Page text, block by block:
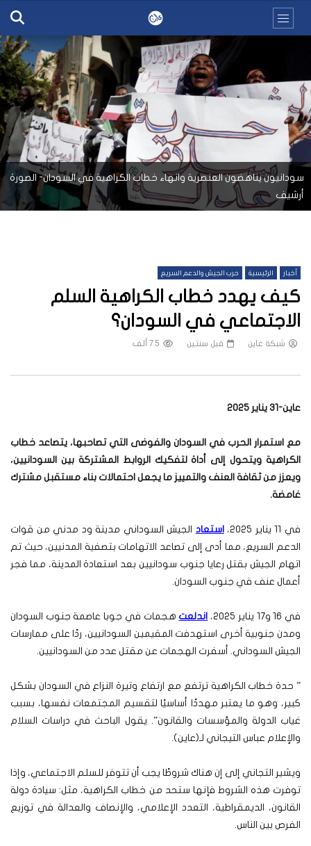
سودانيون يناهضون العنصرية وانهاء خطاب الكراهية في السودان- الصورة
أرشيف
أخبار الرئيسية حرب الجيش والدعم السريع
كيف يهدد خطاب الكراهية السلم
الاجتماعي في السودان؟
شبكة عاين قبل سنتين 7.5 ألف
عاين-31 يناير 2025
مع استمرار الحرب في السودان والفوضى التي تصاحبها، يتصاعد خطاب
الكراهية ويتحول إلى أداة لتفكيك الروابط المشتركة بين السودانيين،
ويعزز من ثقافة العنف والتمييز ما يجعل احتمالات بناء مستقبل مشترك
غامضة.
في 11 يناير 2025، استعاد الجيش السوداني مدينة ود مدني من قوات
الدعم السريع، مما أدى إلى تصاعد الاتهامات بتصفية المدنيين، حيث تم
اتهام الجيش بقتل رعايا جنوب سودانيين بعد استعادة المدينة، مما فجر
أعمال عنف في جنوب السودان.
في 16 و17 يناير 2025، اندلعت هجمات في جوبا عاصمة جنوب السودان
ومدن جنوبية أخرى استهدفت المقيمين السودانيين، ردًا على ممارسات
الجيش السوداني. أسفرت الهجمات عن مقتل عدد من السودانيين.
” حدة خطاب الكراهية ترتفع مع ارتفاع وتيرة النزاع في السودان بشكل
كبير، وهو ما يعتبر مهددًا أساسيًا لتقسيم المجتمعات نفسها، بسبب
غياب الدولة والمؤسسات والقانون”. يقول الباحث في دراسات السلام
والإعلام عباس التيجاني لـ(عاين).
ويشير التجاني إلى إن هناك شروطًا يجب أن تتوفر للسلم الاجتماعي، وإذا
توفرت هذه الشروط فإنها ستحد من خطاب الكراهية، مثل: سيادة دولة
القانون، الديمقراطية، التعدد الإعلامي، والإنصاف والعدالة في توزيع
الفرص بين الناس.